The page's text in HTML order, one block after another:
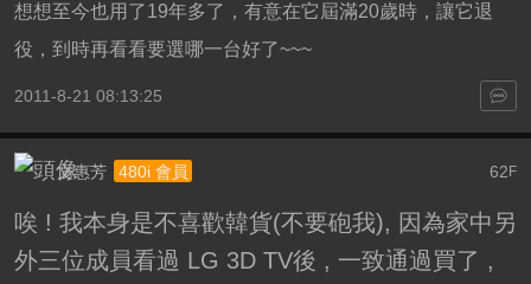
想想至今也用了19年多了，有意在它屆滿20歲時，讓它退
役，到時再看看要選哪一台好了~~~
2011-8-21 08:13:25
62F
文惠芳 480i 會員
唉 ! 我本身是不喜歡韓貨(不要砲我), 因為家中另
外三位成員看過 LG 3D TV後 , 一致通過買了 ,